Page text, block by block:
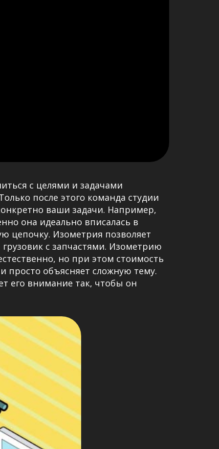
с целями и задачами
после этого команда студии
ваши задачи. Например,
она идеально вписалась в
цепочку. Изометрия позволяет
с запчастями. Изометрию
но при этом стоимость
просто объясняет сложную тему.
его внимание так, чтобы он